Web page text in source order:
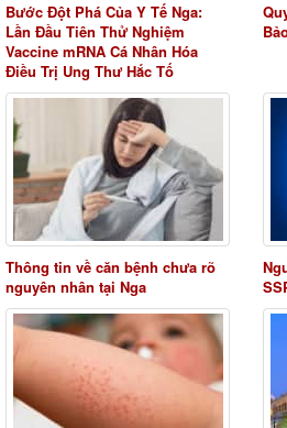
Bước Đột Phá Của Y Tế Nga:
Lần Đầu Tiên Thử Nghiệm
Vaccine mRNA Cá Nhân Hóa
Điều Trị Ung Thư Hắc Tố
Thông tin về căn bệnh chưa rõ
nguyên nhân tại Nga